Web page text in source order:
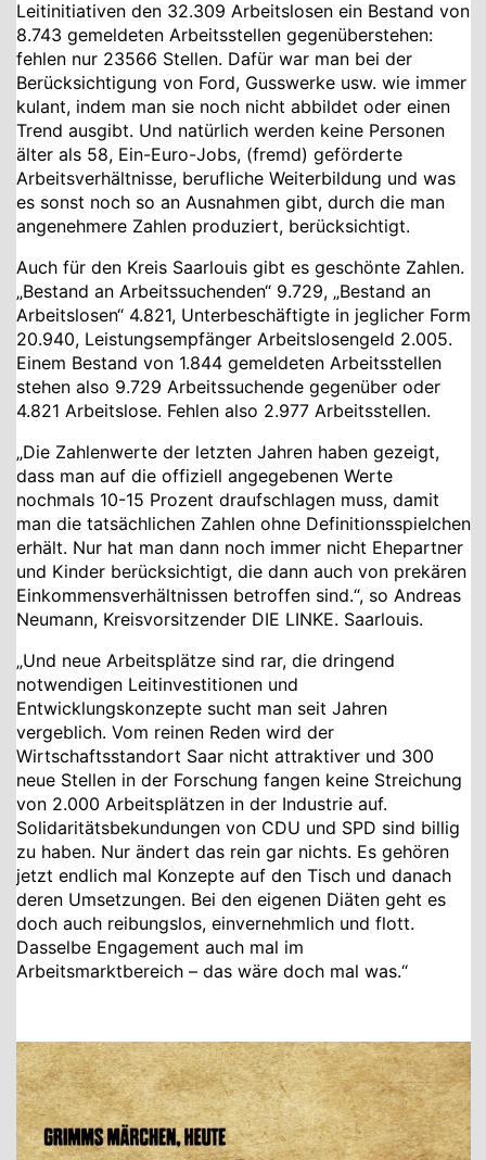
Leitinitiativen den 32.309 Arbeitslosen ein Bestand von
8.743 gemeldeten Arbeitsstellen gegenüberstehen:
fehlen nur 23566 Stellen. Dafür war man bei der
Berücksichtigung von Ford, Gusswerke usw. wie immer
kulant, indem man sie noch nicht abbildet oder einen
Trend ausgibt. Und natürlich werden keine Personen
älter als 58, Ein-Euro-Jobs, (fremd) geförderte
Arbeitsverhältnisse, berufliche Weiterbildung und was
es sonst noch so an Ausnahmen gibt, durch die man
angenehmere Zahlen produziert, berücksichtigt.
Auch für den Kreis Saarlouis gibt es geschönte Zahlen.
„Bestand an Arbeitssuchenden“ 9.729, „Bestand an
Arbeitslosen“ 4.821, Unterbeschäftigte in jeglicher Form
20.940, Leistungsempfänger Arbeitslosengeld 2.005.
Einem Bestand von 1.844 gemeldeten Arbeitsstellen
stehen also 9.729 Arbeitssuchende gegenüber oder
4.821 Arbeitslose. Fehlen also 2.977 Arbeitsstellen.
„Die Zahlenwerte der letzten Jahren haben gezeigt,
dass man auf die offiziell angegebenen Werte
nochmals 10-15 Prozent draufschlagen muss, damit
man die tatsächlichen Zahlen ohne Definitionsspielchen
erhält. Nur hat man dann noch immer nicht Ehepartner
und Kinder berücksichtigt, die dann auch von prekären
Einkommensverhältnissen betroffen sind.“, so Andreas
Neumann, Kreisvorsitzender DIE LINKE. Saarlouis.
„Und neue Arbeitsplätze sind rar, die dringend
notwendigen Leitinvestitionen und
Entwicklungskonzepte sucht man seit Jahren
vergeblich. Vom reinen Reden wird der
Wirtschaftsstandort Saar nicht attraktiver und 300
neue Stellen in der Forschung fangen keine Streichung
von 2.000 Arbeitsplätzen in der Industrie auf.
Solidaritätsbekundungen von CDU und SPD sind billig
zu haben. Nur ändert das rein gar nichts. Es gehören
jetzt endlich mal Konzepte auf den Tisch und danach
deren Umsetzungen. Bei den eigenen Diäten geht es
doch auch reibungslos, einvernehmlich und flott.
Dasselbe Engagement auch mal im
Arbeitsmarktbereich – das wäre doch mal was.“